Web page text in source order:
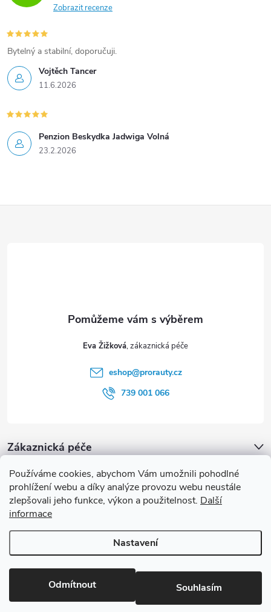
Používáme cookies, abychom Vám umožnili pohodlné
prohlížení webu a díky analýze provozu webu neustále
zlepšovali jeho funkce, výkon a použitelnost. Další
informace
Nastavení
Odmítnout Souhlasím
Zobrazit recenze
Vojtěch Tancer
11.6.2026
Bytelný a stabilní, doporučuji.
Penzion Beskydka Jadwiga Volná
23.2.2026
Zákaznická péče
proRauty.cz
Blog
Eva Žižková
eshop@prorauty.cz
739 001 066
Copyright 2026proRauty.cz. Všechna práva vyhrazena.Upravit
nastavení cookies